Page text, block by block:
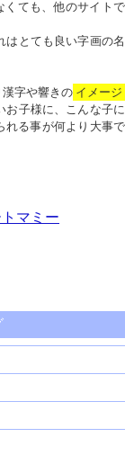
くても、他のサイトで
はとても良い字画の名
字や響きの イメージ
お子様に、こんな子に
れる事が何より大事で
マミー